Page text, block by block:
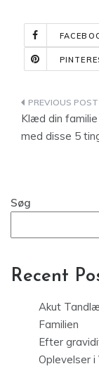
Klæd din
med disse 5
Søg
Recent
Akut
Familien
Efter
Oplevelser